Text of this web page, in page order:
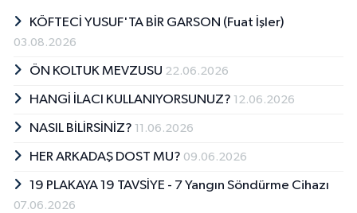
KÖFTECİ YUSUF'TA BİR GARSON (Fuat İşler)
03.08.2026
ÖN KOLTUK MEVZUSU 22.06.2026
HANGİ İLACI KULLANIYORSUNUZ? 12.06.2026
NASIL BİLİRSİNİZ? 11.06.2026
HER ARKADAŞ DOST MU? 09.06.2026
19 PLAKAYA 19 TAVSİYE - 7 Yangın Söndürme Cihazı
07.06.2026